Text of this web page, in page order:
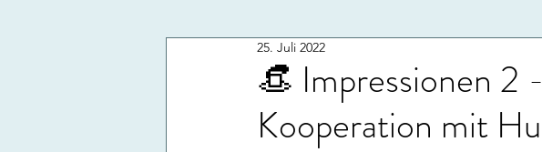
👒 Impressionen 2
Kooperation mit
25. Juli 2022